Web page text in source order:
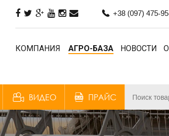
+38 (097) 475-
КОМПАНИЯ АГРО-БАЗА НОВОСТИ
ВИДЕО ПРАЙС